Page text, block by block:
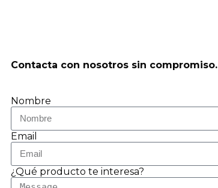
Contacta con nosotros sin compromiso.
Nombre
Email
¿Qué producto te interesa?